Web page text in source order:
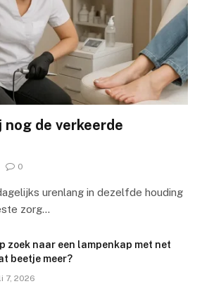
nog de verkeerde
0
urenlang in dezelfde houding
zorg…
zoek naar een lampenkap met net
beetje meer?
7, 2026